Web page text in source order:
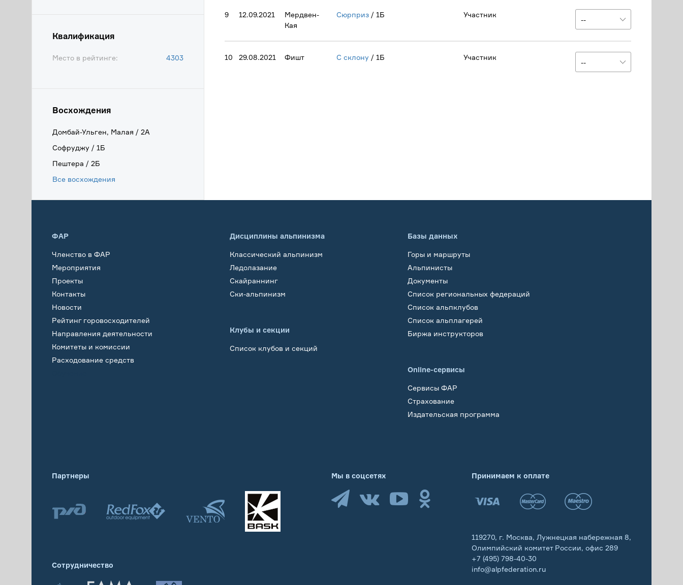
Квалификация
Место в рейтинге: 4303
Восхождения
Домбай-Ульген, Малая / 2А
Софруджу / 1Б
Пештера / 2Б
Все восхождения
9 12.09.2021
Мердвен-
Кая
Сюрприз / 1Б Участник
10 29.08.2021 Фишт С склону / 1Б Участник
ФАР
Членство в ФАР
Мероприятия
Проекты
Контакты
Новости
Рейтинг горовосходителей
Направления деятельности
Комитеты и комиссии
Расходование средств
Дисциплины альпинизма
Классический альпинизм
Ледолазание
Скайраннинг
Ски-альпинизм
Клубы и секции
Список клубов и секций
Базы данных
Горы и маршруты
Альпинисты
Документы
Список региональных федераций
Список альпклубов
Список альплагерей
Биржа инструкторов
Online-сервисы
Сервисы ФАР
Страхование
Издательская программа
Партнеры
Сотрудничество
Принимаем к оплате
119270, г. Москва, Лужнецкая набережная 8,
Олимпийский комитет России, офис 289
+7 (495) 798-40-30
info@alpfederation.ru
Мы в соцсетях